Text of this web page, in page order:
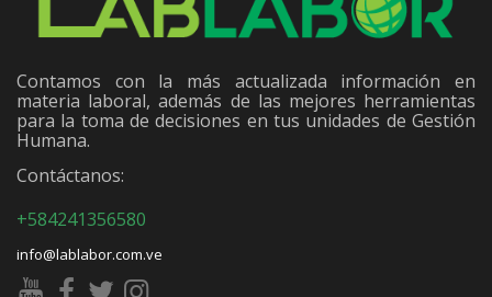
Contamos con la más actualizada información en
materia laboral, además de las mejores herramientas
para la toma de decisiones en tus unidades de Gestión
Humana.
Contáctanos:
+584241356580
info@lablabor.com.ve